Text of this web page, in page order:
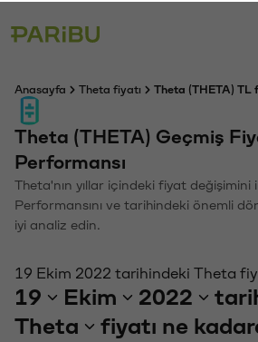
Anasayfa Theta fiyatı Theta (THETA) TL
Theta (THETA) Geçmiş
Performansı
Theta'nın yıllar içindeki fiyat değişimini
Performansını ve tarihindeki önemli
iyi analiz edin.
19 Ekim 2022 tarihindeki Theta
19 Ekim 2022
Theta
fiyatı ne